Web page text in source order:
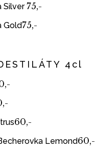
Silver75,-
Gold75,-
4cl
60,-
Lemond60,-